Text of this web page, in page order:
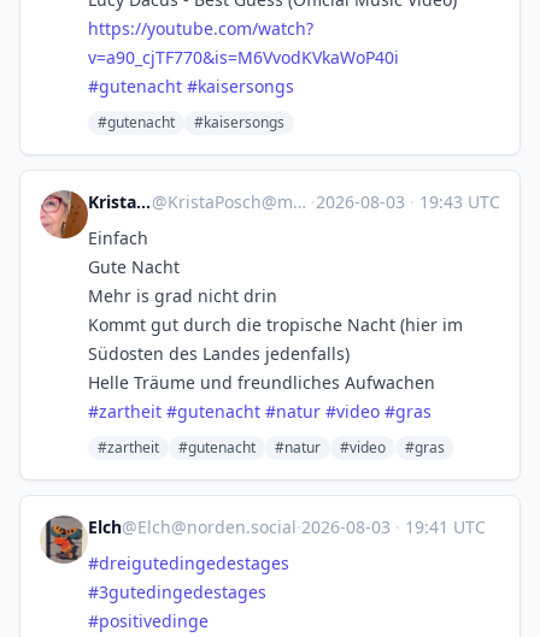
https://youtube.com/watch?
v=a90_cjTF770&is=M6VvodKVkaWoP40i
#gutenacht #kaisersongs
#gutenacht #kaisersongs
Krista Posch@KristaPosch@mastodon.social ·2026-08-03 · 19:43 UTC
Einfach
Gute Nacht
Mehr is grad nicht drin
Kommt gut durch die tropische Nacht (hier im
Südosten des Landes jedenfalls)
Helle Träume und freundliches Aufwachen
#zartheit #gutenacht #natur #video #gras
#zartheit #gutenacht #natur #video #gras
Elch@Elch@norden.social·2026-08-03 · 19:41 UTC
#dreigutedingedestages
#3gutedingedestages
#positivedinge